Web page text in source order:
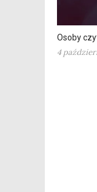
Osoby
4